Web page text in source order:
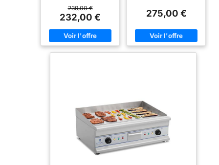
Commerciale pour
barbecue, snack-bar,
Extérieur
restaurants et aux
snackbars qu'aux
camions de vente
ambulante Performances –
puissance de 4 400 W et
plage de température de
50 - 300 °C Équipement
agréable Durabilité –
appareil doté d'une
finition de qualité, d'une
enveloppe en acier
inoxydable et d'une
plaque de cuisson en
Fonte de fer
239,00 €
232,00 €
d'écoulement)
puissance de 2 x 3,2 kW
stabilité de la température
(max 300°C) Dimensions
60 x 52 x 28 cm
275,00 €